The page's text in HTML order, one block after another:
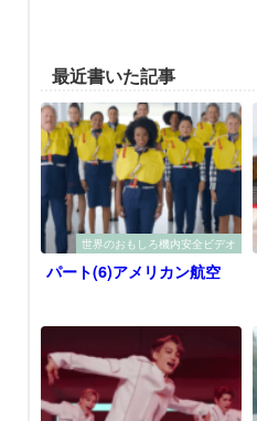
最近書いた記事
世界のおもしろ機内安全ビデオ
パート(6)アメリカン航空